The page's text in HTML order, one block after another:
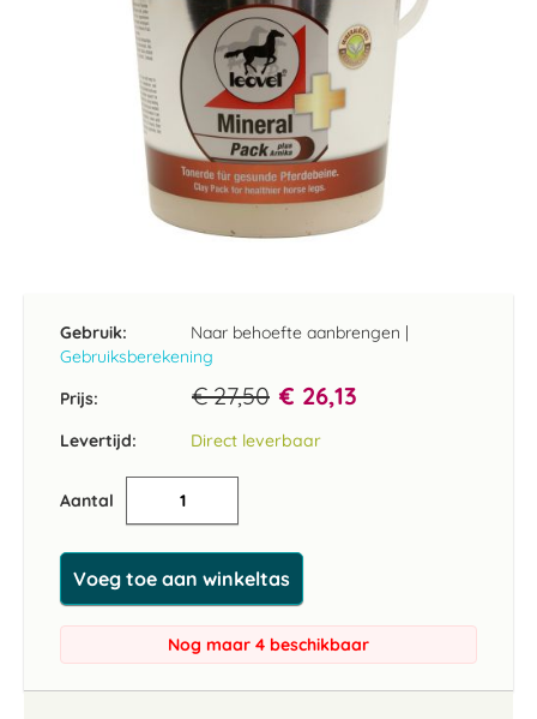
Gebruik: Naar behoefte aanbrengen |
Gebruiksberekening
Prijs:
€ 27,50 € 26,13
Levertijd: Direct leverbaar
Aantal
Voeg toe aan winkeltas
Nog maar 4 beschikbaar
begin
afbeeldingen-
gallerij